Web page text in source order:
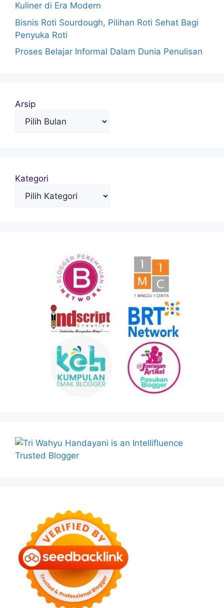
Kuliner di Era Modern
Bisnis Roti Sourdough, Pilihan Roti Sehat Bagi
Penyuka Roti
Proses Belajar Informal Dalam Dunia Penulisan
Arsip
Kategori